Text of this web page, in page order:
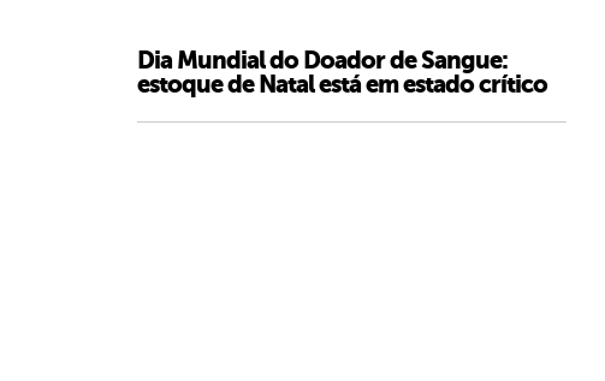
Dia Mundial do Doador de Sangue:
estoque de Natal está em estado crítico